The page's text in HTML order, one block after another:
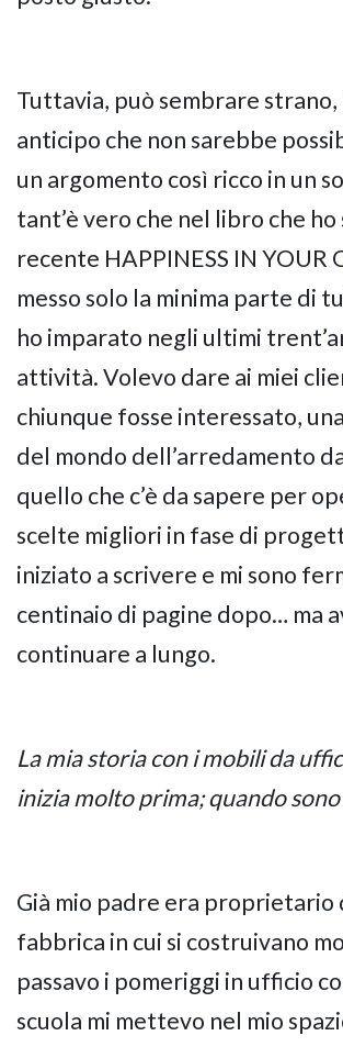
Tuttavia, può sembrare strano,
anticipo che non sarebbe
un argomento così ricco in un
tant’è vero che nel libro che
recente HAPPINESS IN YOUR
messo solo la minima parte di
ho imparato negli ultimi
attività. Volevo dare ai miei
chiunque fosse interessato,
del mondo dell’arredamento
quello che c’è da sapere per
scelte migliori in fase di
iniziato a scrivere e mi sono
centinaio di pagine dopo… ma
continuare a lungo.
La mia storia con i mobili da
inizia molto prima; quando
Già mio padre era proprietario
fabbrica in cui si costruivano
passavo i pomeriggi in ufficio
scuola mi mettevo nel mio